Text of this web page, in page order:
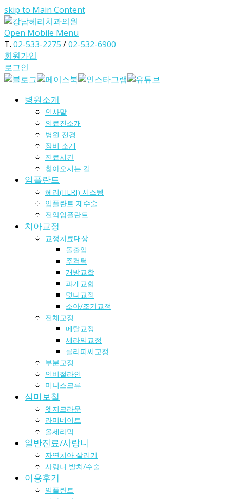
skip to Main Content
Open Mobile Menu
T. 02-533-2275 /02-532-6900
회원가입
로그인
병원소개
인사말
의료진소개
병원 전경
장비 소개
진료시간
찾아오시는 길
임플란트
헤리(HERI) 시스템
임플란트 재수술
전악임플란트
치아교정
교정치료대상
돌출입
주걱턱
개방교합
과개교합
덧니교정
소아/조기교정
전체교정
메탈교정
세라믹교정
클리피씨교정
부분교정
인비절라인
미니스크류
심미보철
엣지크라운
라미네이트
올세라믹
일반진료/사랑니
자연치아 살리기
사랑니 발치/수술
이용후기
임플란트